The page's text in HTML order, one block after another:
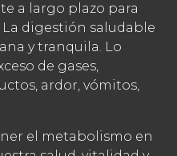
a largo plazo para
La digestión saludable
y tranquila. Lo
de gases,
ardor, vómitos,
el metabolismo en